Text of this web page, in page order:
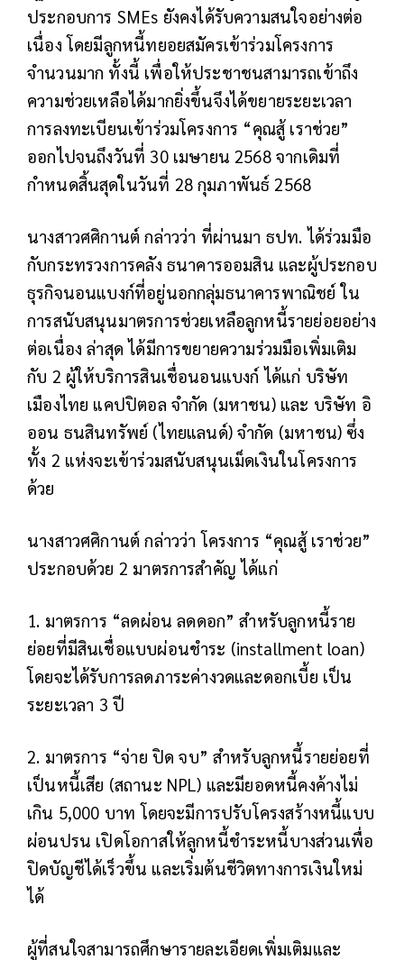
ประกอบการ SMEs ยังคงได้รับความสนใจอย่างต่อ
เนื่อง โดยมีลูกหนี้ทยอยสมัครเข้าร่วมโครงการ
จำนวนมาก ทั้งนี้ เพื่อให้ประชาชนสามารถเข้าถึง
ความช่วยเหลือได้มากยิ่งขึ้นจึงได้ขยายระยะเวลา
การลงทะเบียนเข้าร่วมโครงการ “คุณสู้ เราช่วย”
ออกไปจนถึงวันที่ 30 เมษายน 2568 จากเดิมที่
กำหนดสิ้นสุดในวันที่ 28 กุมภาพันธ์ 2568
นางสาวศศิกานต์ กล่าวว่า ที่ผ่านมา ธปท. ได้ร่วมมือ
กับกระทรวงการคลัง ธนาคารออมสิน และผู้ประกอบ
ธุรกิจนอนแบงก์ที่อยู่นอกกลุ่มธนาคารพาณิชย์ ใน
การสนับสนุนมาตรการช่วยเหลือลูกหนี้รายย่อยอย่าง
ต่อเนื่อง ล่าสุด ได้มีการขยายความร่วมมือเพิ่มเติม
กับ 2 ผู้ให้บริการสินเชื่อนอนแบงก์ ได้แก่ บริษัท
เมืองไทย แคปปิตอล จำกัด (มหาชน) และ บริษัท อิ
ออน ธนสินทรัพย์ (ไทยแลนด์) จำกัด (มหาชน) ซึ่ง
ทั้ง 2 แห่งจะเข้าร่วมสนับสนุนเม็ดเงินในโครงการ
ด้วย
นางสาวศศิกานต์ กล่าวว่า โครงการ “คุณสู้ เราช่วย”
ประกอบด้วย 2 มาตรการสำคัญ ได้แก่
1. มาตรการ “ลดผ่อน ลดดอก” สำหรับลูกหนี้ราย
ย่อยที่มีสินเชื่อแบบผ่อนชำระ (installment loan)
โดยจะได้รับการลดภาระค่างวดและดอกเบี้ย เป็น
ระยะเวลา 3 ปี
2. มาตรการ “จ่าย ปิด จบ” สำหรับลูกหนี้รายย่อยที่
เป็นหนี้เสีย (สถานะ NPL) และมียอดหนี้คงค้างไม่
เกิน 5,000 บาท โดยจะมีการปรับโครงสร้างหนี้แบบ
ผ่อนปรน เปิดโอกาสให้ลูกหนี้ชำระหนี้บางส่วนเพื่อ
ปิดบัญชีได้เร็วขึ้น และเริ่มต้นชีวิตทางการเงินใหม่
ได้
ผู้ที่สนใจสามารถศึกษารายละเอียดเพิ่มเติมและ